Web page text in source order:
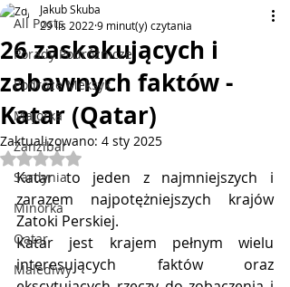
All Posts
Porady Podróżnicze
Podróże Meksyk
Majorka
Zanzibar
Sardynia
Minorka
Qatar
Malediwy
26 zaskakujących i
zabawnych faktów -
Katar (Qatar)
Jakub Skuba
29 lis 2022 9 minut(y) czytania
Zaktualizowano: 4 sty 2025
Oceniono na NaN z 5 gwiazdek.
Katar to jeden z najmniejszych i
zarazem najpotężniejszych krajów
Zatoki Perskiej.
Katar jest krajem pełnym wielu
interesujących faktów oraz